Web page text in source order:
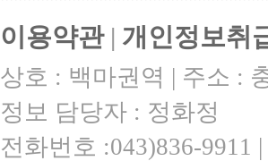
이용약관| 개인정보취
상호 : 백마권역 | 주소 :
정보 담당자 : 정화정
전화번호 :043)836-9911